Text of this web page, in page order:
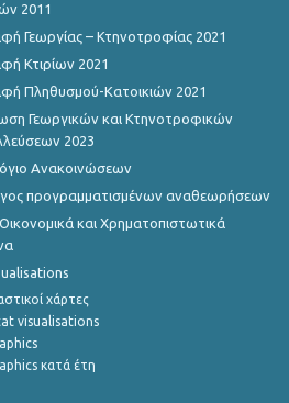
3o Τρίμηνο 2011
2o Τρίμηνο 2011
1o Τρίμηνο 2011
4o Τρίμηνο 2010
3o Τρίμηνο 2010
2o Τρίμηνο 2010
1o Τρίμηνο 2010
3o Τρίμηνο 2009
2o Τρίμηνο 2009
2011
Γεωργίας – Κτηνοτροφίας 2021
Κτιρίων 2021
Πληθυσμού-Κατοικιών 2021
Γεωργικών και Κτηνοτροφικών
2023
Ανακοινώσεων
προγραμματισμένων αναθεωρήσεων
και Χρηματοπιστωτικά
χάρτες
visualisations
κατά έτη